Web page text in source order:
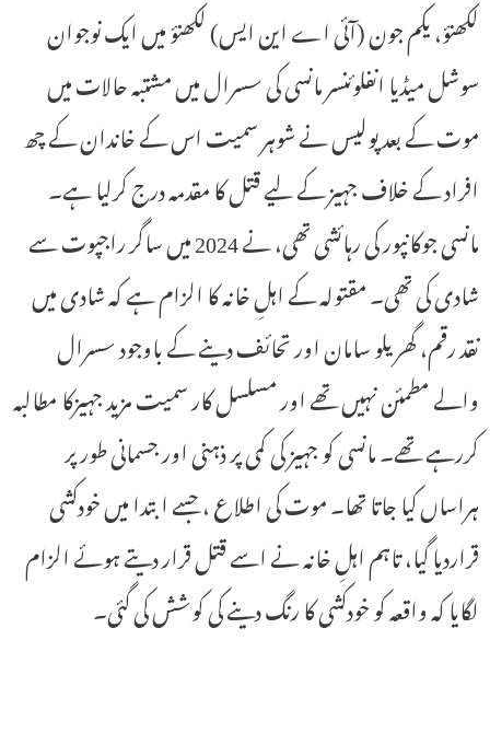
لکھنؤ، یکم جون (آئی اے این ایس) لکھنؤ میں ایک نوجوان
سوشل میڈیا انفلوئنسر مانسی کی سسرال میں مشتبہ حالات میں
موت کے بعد پولیس نے شوہر سمیت اس کے خاندان کے چھ
افراد کے خلاف جہیز کے لیے قتل کا مقدمہ درج کرلیا ہے۔
مانسی جوکانپور کی رہائشی تھی، نے 2024 میں ساگر راجپوت سے
شادی کی تھی۔ مقتولہ کے اہلِ خانہ کا الزام ہے کہ شادی میں
نقد رقم، گھریلو سامان اور تحائف دینے کے باوجود سسرال
والے مطمئن نہیں تھے اور مسلسل کار سمیت مزید جہیزکا مطالبہ
کررہے تھے۔ مانسی کو جہیز کی کمی پر ذہنی اور جسمانی طور پر
ہراساں کیا جاتا تھا۔ موت کی اطلاع ، جسے ابتدا میں خودکشی
قراردیا گیا، تاہم اہلِ خانہ نے اسے قتل قرار دیتے ہوئے الزام
لگایا کہ واقعہ کو خودکشی کا رنگ دینے کی کوشش کی گئی۔